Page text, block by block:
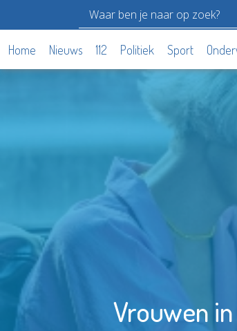
Home Nieuws 112 Politiek Sport
Vrouwen